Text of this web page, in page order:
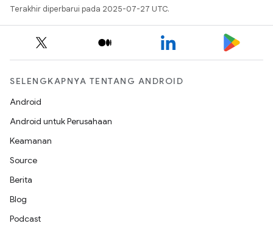
Terakhir diperbarui pada 2025-07-27 UTC.
SELENGKAPNYA TENTANG ANDROID
Android
Android untuk Perusahaan
Keamanan
Source
Berita
Blog
Podcast